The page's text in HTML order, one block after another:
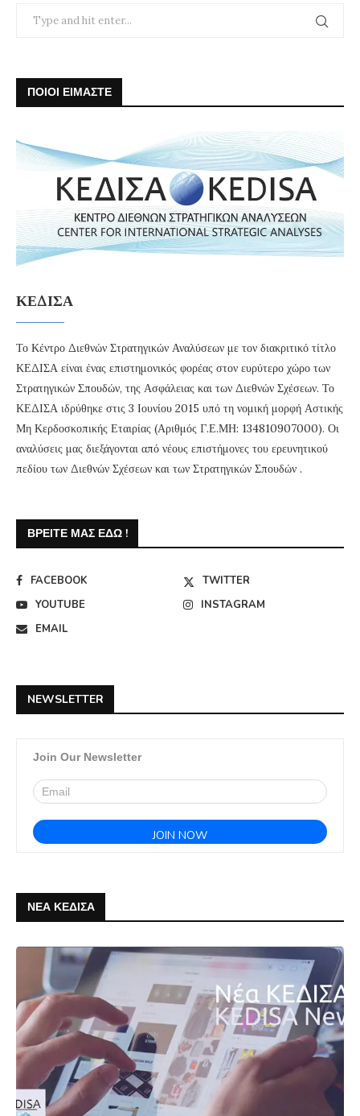
ΠΟΙΟΙ ΕΙΜΑΣΤΕ
ΚΕΔΙΣΑ
Το Κέντρο Διεθνών Στρατηγικών Αναλύσεων με τον διακριτικό τίτλο
ΚΕΔΙΣΑ είναι ένας επιστημονικός φορέας στον ευρύτερο χώρο των
Στρατηγικών Σπουδών, της Ασφάλειας και των Διεθνών Σχέσεων. Το
ΚΕΔΙΣΑ ιδρύθηκε στις 3 Ιουνίου 2015 υπό τη νομική μορφή Αστικής
Μη Κερδοσκοπικής Εταιρίας (Αριθμός Γ.Ε.ΜΗ: 134810907000). Οι
αναλύσεις μας διεξάγονται από νέους επιστήμονες του ερευνητικού
πεδίου των Διεθνών Σχέσεων και των Στρατηγικών Σπουδών .
ΒΡΕΊΤΕ ΜΑΣ ΕΔΏ !
FACEBOOK
TWITTER
YOUTUBE
INSTAGRAM
EMAIL
NEWSLETTER
Join Our Newsletter
ΝΕΑ ΚΕΔΙΣΑ